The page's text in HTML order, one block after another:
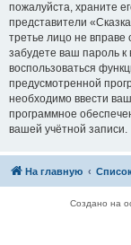
пожалуйста, храните
представители
третье лицо не
забудете ваш пароль
воспользоваться
предусмотренной
необходимо ввести
программное
вашей учётной записи.
На главную
Создано на